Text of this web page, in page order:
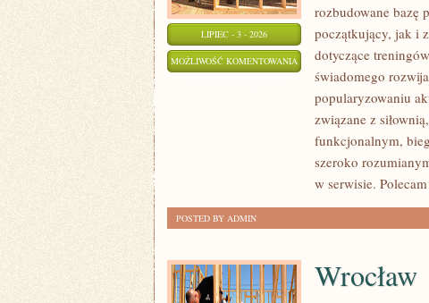
LIPIEC - 3 - 2026
MOŻLIWOŚĆ KOMENTOWANIA AEROBIK
FITNESS
GRUPOWY
rozbudowane bazę
początkujący, jak i
dotyczące
świadomego
popularyzowaniu
związane z
funkcjonalnym,
szeroko
w serwisie.
POSTED BY ADMIN
Wrocław